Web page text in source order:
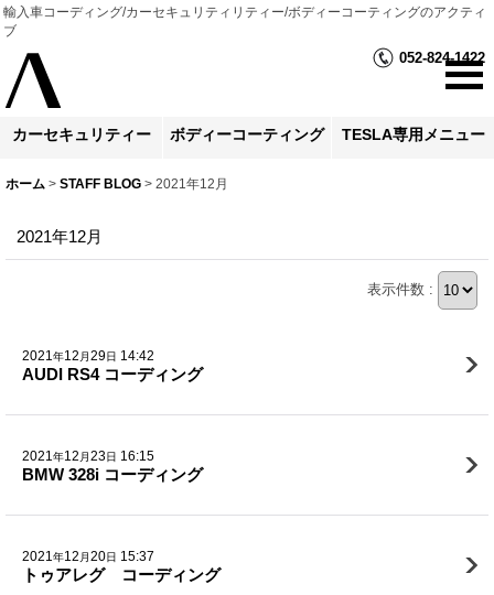
輸入車コーディング/カーセキュリティリティー/ボディーコーティングのアクティ
ブ
052-824-1422
カーセキュリティー ボディーコーティング TESLA専用メニュー
ホーム > STAFF BLOG > 2021年12月
2021年12月
表示件数 :
2021年12 月29日 14:42
AUDI RS4 コーディング
2021年12 月23日 16:15
BMW 328i コーディング
2021年12 月20日 15:37
トゥアレグ コーディング